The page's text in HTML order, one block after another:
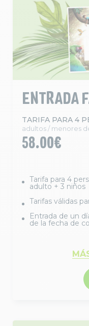
ENTRADA
TARIFA PARA 4
adultos / menores
58.00€
Tarifa para 4
adulto + 3 niños
Tarifas válidas
Entrada de un
de la fecha de